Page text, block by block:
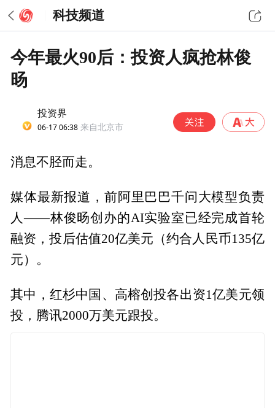
科技频道
今年最火90后：投资人疯抢林俊
旸
投资界
06-17 06:38 来自北京市
消息不胫而走。
媒体最新报道，前阿里巴巴千问大模型负责
人——林俊旸创办的AI实验室已经完成首轮
融资，投后估值20亿美元（约合人民币135亿
元）。
其中，红杉中国、高榕创投各出资1亿美元领
投，腾讯2000万美元跟投。